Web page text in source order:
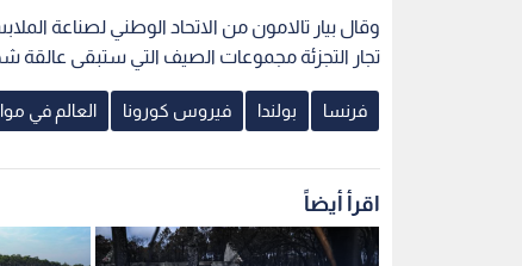
وقال بيار تالامون من الاتحاد الوطني لصناعة
تجار التجزئة مجموعات الصيف التي ستبقى عالقة
فرنسا بولندا فيروس كورونا العالم في
اقرأ أيضاً